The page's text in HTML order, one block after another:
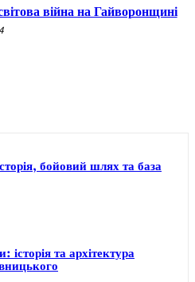
війна на Гайворонщині
бойовий шлях та база
та архітектура